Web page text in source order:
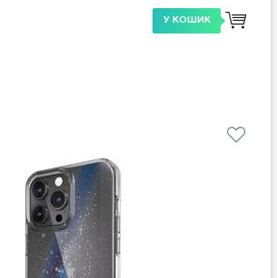
У КОШИК